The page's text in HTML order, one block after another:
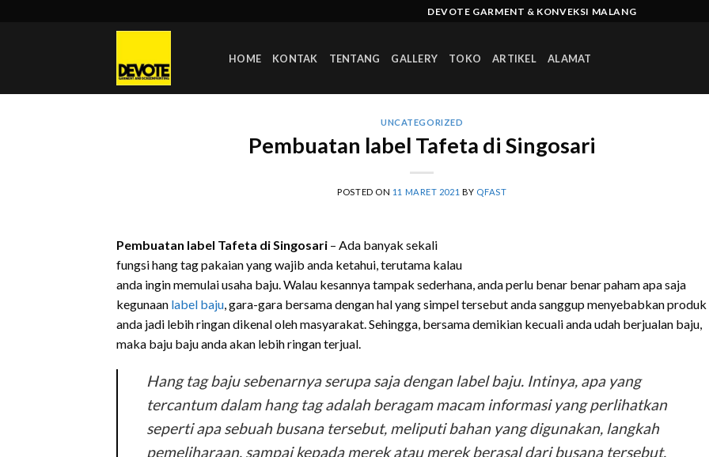
DEVOTE GARMENT & KONVEKSI MALANG
HOME KONTAK TENTANG GALLERY TOKO ARTIKEL ALAMAT
UNCATEGORIZED
Pembuatan label Tafeta di Singosari
POSTED ON 11 MARET 2021 BY QFAST
Pembuatan label Tafeta di Singosari – Ada banyak sekali
fungsi hang tag pakaian yang wajib anda ketahui, terutama kalau
anda ingin memulai usaha baju. Walau kesannya tampak sederhana, anda perlu benar benar paham apa saja
kegunaan label baju , gara-gara bersama dengan hal yang simpel tersebut anda sanggup menyebabkan produk
anda jadi lebih ringan dikenal oleh masyarakat. Sehingga, bersama demikian kecuali anda udah berjualan baju,
maka baju baju anda akan lebih ringan terjual.
Hang tag baju sebenarnya serupa saja dengan label baju. Intinya, apa yang
tercantum dalam hang tag adalah beragam macam informasi yang perlihatkan
seperti apa sebuah busana tersebut, meliputi bahan yang digunakan, langkah
pemeliharaan, sampai kepada merek atau merek berasal dari busana tersebut.